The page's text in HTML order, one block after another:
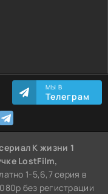
МЫ В
Телеграм
К жизни 1
LostFilm,
1-5,6,7 серия в
без регистрации